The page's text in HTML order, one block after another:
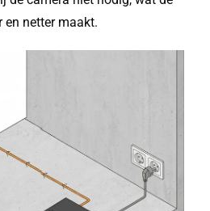
en netter maakt.